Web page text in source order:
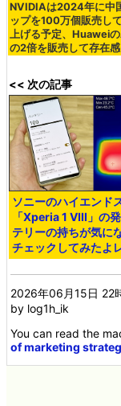
NVIDIAは2024年に中
ップを100万個販売し
上げる予定、Huawei
の2倍を販売して存在
<< 次の記事
ソニーのハイエンド
「Xperia 1 VIII」の
テリーの持ちが気に
チェックしてみたよ
2026年06月15日 22
by log1h_ik
You can read the
of marketing